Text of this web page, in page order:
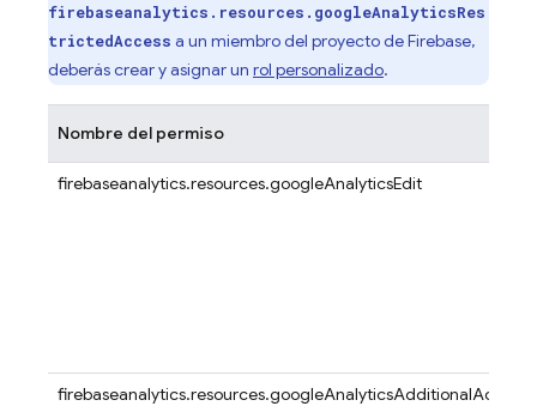
firebaseanalytics.resources.googleAnalyticsRes
trictedAccess a un miembro del proyecto de Firebase,
deberás crear y asignar un rol personalizado.
Nombre del permiso
firebaseanalytics.resources.googleAnalyticsEdit
firebaseanalytics.resources.googleAnalyticsAdditionalAccess